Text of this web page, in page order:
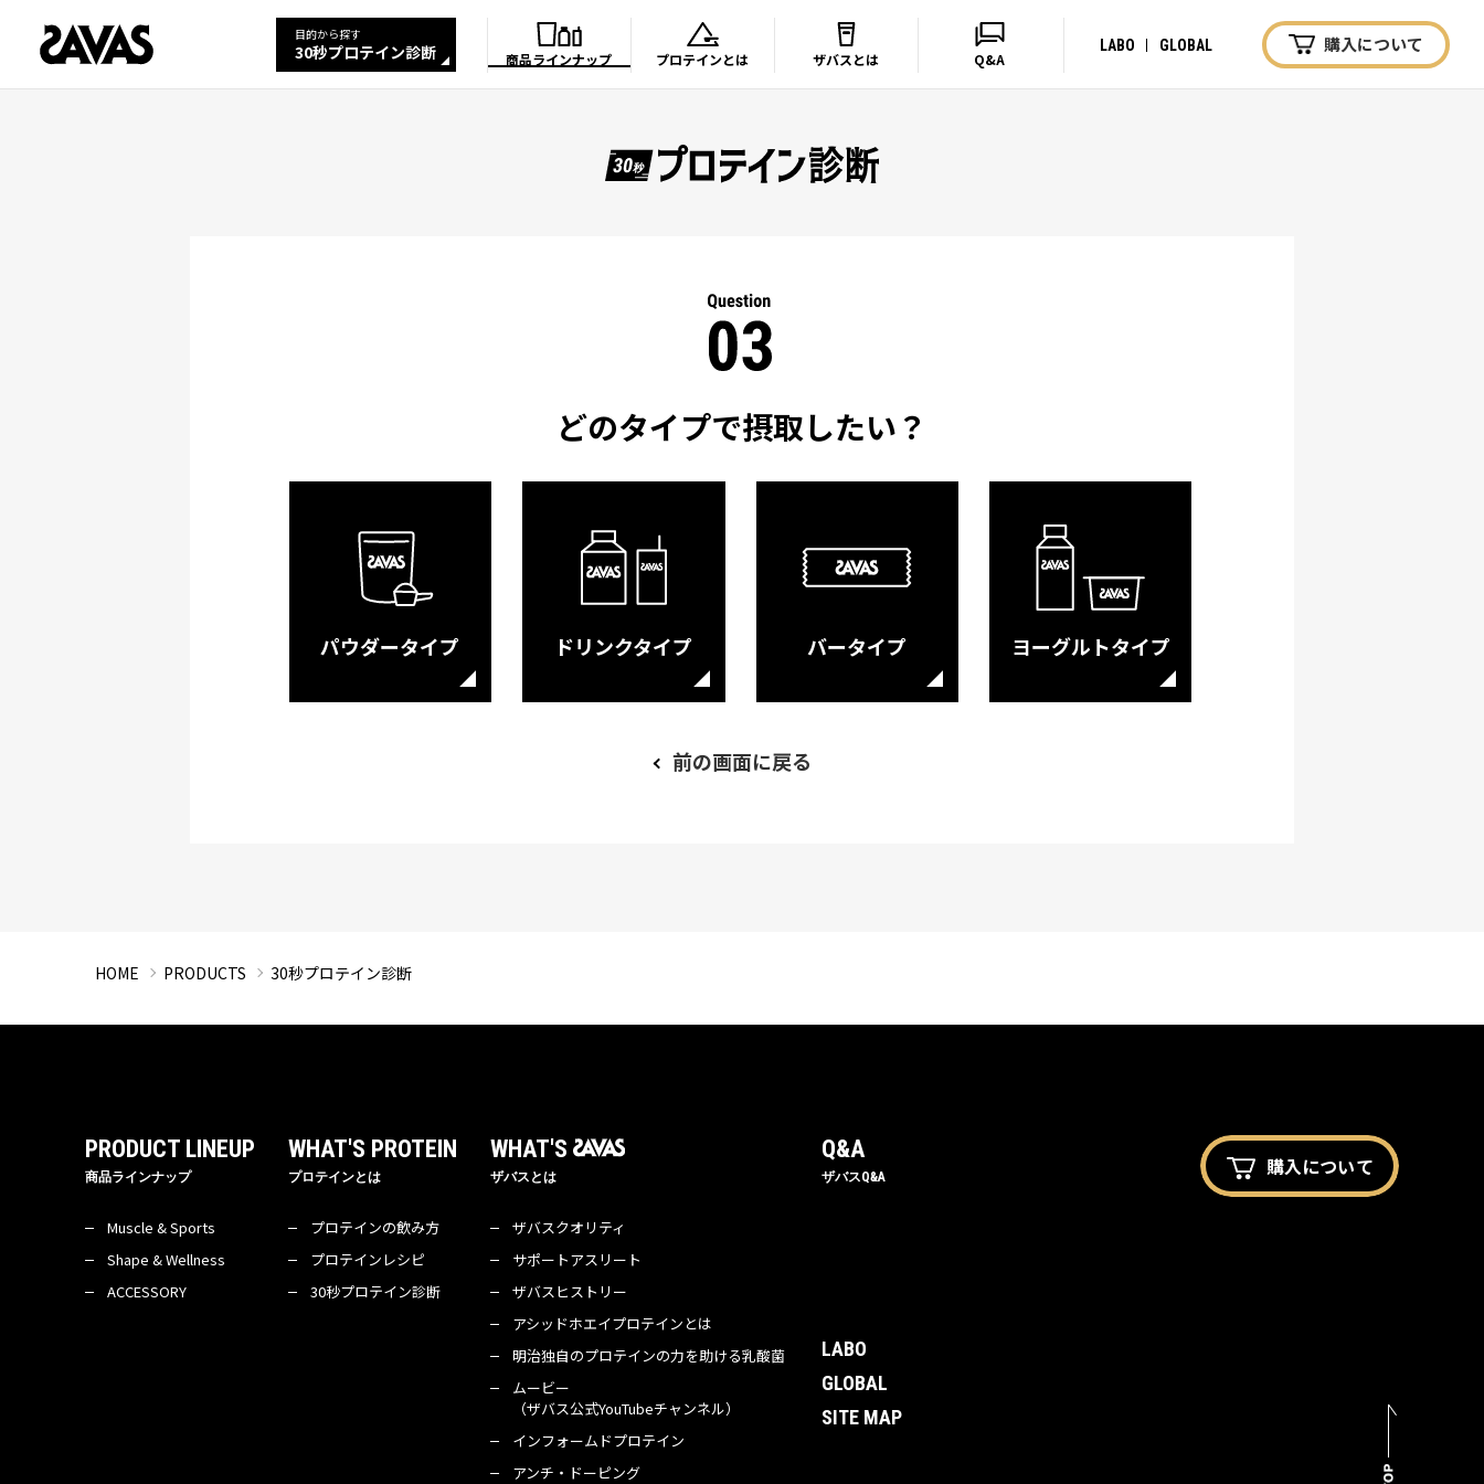
目的から探す
30秒プロテイン診断 商品ラインナップ プロテインとは ザバスとは Q&A
購入について
LABO GLOBAL
どのタイプで摂取したい？
パウダータイプ ドリンクタイプ バータイプ ヨーグルトタイプ
前の画面に戻る
HOME PRODUCTS 30秒プロテイン診断
PRODUCT LINEUP
商品ラインナップ
Muscle & Sports
Shape & Wellness
ACCESSORY
WHAT'S PROTEIN
プロテインとは
プロテインの飲み方
プロテインレシピ
30秒プロテイン診断
WHAT'S
ザバスとは
ザバスクオリティ
サポートアスリート
ザバスヒストリー
アシッドホエイプロテインとは
明治独自のプロテインの力を助ける乳酸菌
ムービー
（ザバス公式YouTubeチャンネル）
インフォームドプロテイン
アンチ・ドーピング
Q&A
ザバスQ&A 購入について
LABO
GLOBAL
SITE MAP